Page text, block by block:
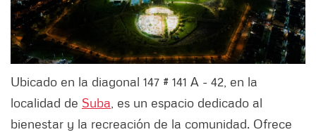
Ubicado en la diagonal 147 # 141 A - 42, en la
localidad de Suba , es un espacio dedicado al
bienestar y la recreación de la comunidad. Ofrece